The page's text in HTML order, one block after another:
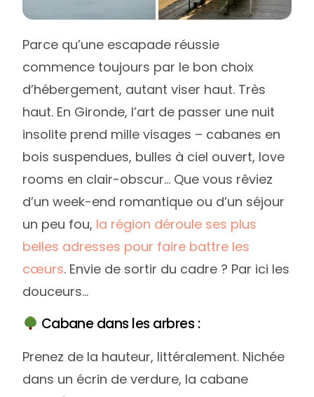
Parce qu’une escapade réussie
commence toujours par le bon choix
d’hébergement, autant viser haut. Très
haut. En Gironde, l’art de passer une nuit
insolite prend mille visages – cabanes en
bois suspendues, bulles à ciel ouvert, love
rooms en clair-obscur… Que vous rêviez
d’un week-end romantique ou d’un séjour
un peu fou, la région déroule ses plus
belles adresses pour faire battre les
cœurs. Envie de sortir du cadre ? Par ici les
douceurs…
Cabane dans les arbres :
Prenez de la hauteur, littéralement. Nichée
dans un écrin de verdure, la cabane
Newsletter